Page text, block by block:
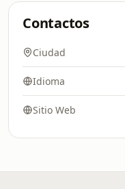
Contactos
Ciudad
Idioma
Sitio Web